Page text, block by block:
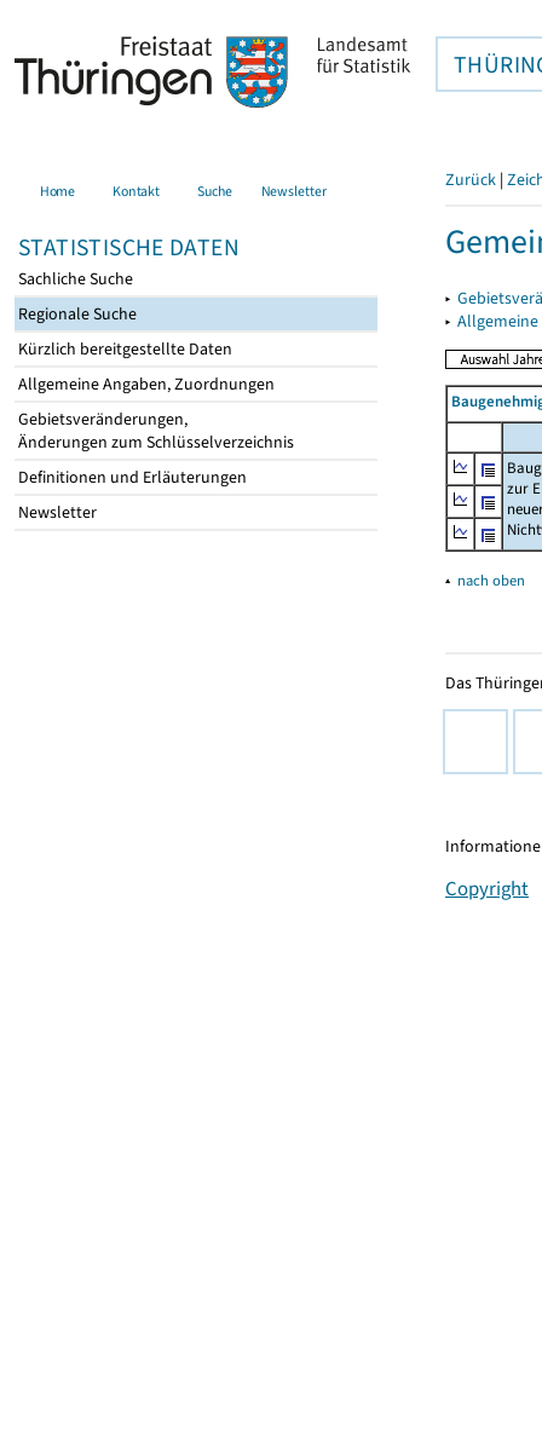
Home Kontakt Suche Newsletter
STATISTISCHE DATEN
Sachliche Suche
Regionale Suche
Kürzlich bereitgestellte Daten
Allgemeine Angaben, Zuordnungen
Gebietsveränderungen,
Änderungen zum Schlüsselverzeichnis
Definitionen und Erläuterungen
Newsletter
Zurück |
▸
▸
zur
▴ nach oben
Das
Copyright